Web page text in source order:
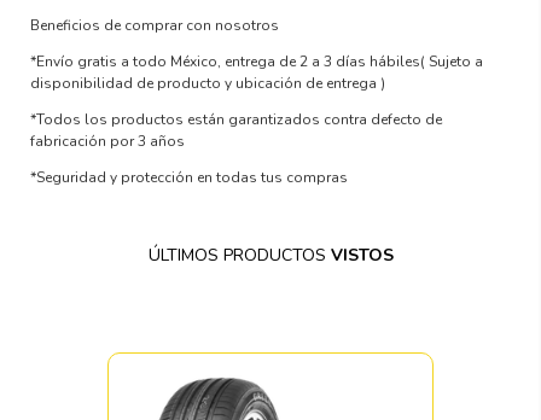
Beneficios de comprar con nosotros
*Envío gratis a todo México, entrega de 2 a 3 días hábiles( Sujeto a
disponibilidad de producto y ubicación de entrega )
*Todos los productos están garantizados contra defecto de
fabricación por 3 años
*Seguridad y protección en todas tus compras
ÚLTIMOS PRODUCTOS VISTOS